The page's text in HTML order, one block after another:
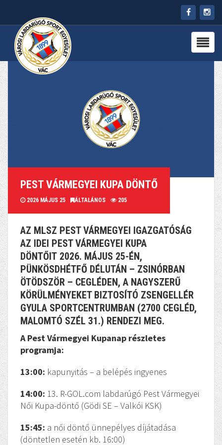
PEST VÁRMEGYEI KUPA DÖNTŐ
2026 MÁJUS 25 ÁLTALÁNOS 205
AZ MLSZ PEST VÁRMEGYEI IGAZGATÓSÁG
AZ IDEI PEST VÁRMEGYEI KUPA
DÖNTŐIT 2026. MÁJUS 25-ÉN,
PÜNKÖSDHÉTFŐ DÉLUTÁN – ZSINÓRBAN
ÖTÖDSZÖR – CEGLÉDEN, A NAGYSZERŰ
KÖRÜLMÉNYEKET BIZTOSÍTÓ ZSENGELLÉR
GYULA SPORTCENTRUMBAN (2700 CEGLÉD,
MALOMTÓ SZÉL 31.) RENDEZI MEG.
A Pest Vármegyei Kupanap részletes
programja:
13:00: kapunyitás – a belépés ingyenes
14:00: 13. R-GOL.com labdarúgó Pest Vármegyei
Női Kupa-döntő (Gödi SE – Valkói KSK)
15:45: a női döntő ünnepélyes díjátadása
(döntetlen esetén kb. 16:00)
HÍREK
RÓLUNK
CSAPATOK